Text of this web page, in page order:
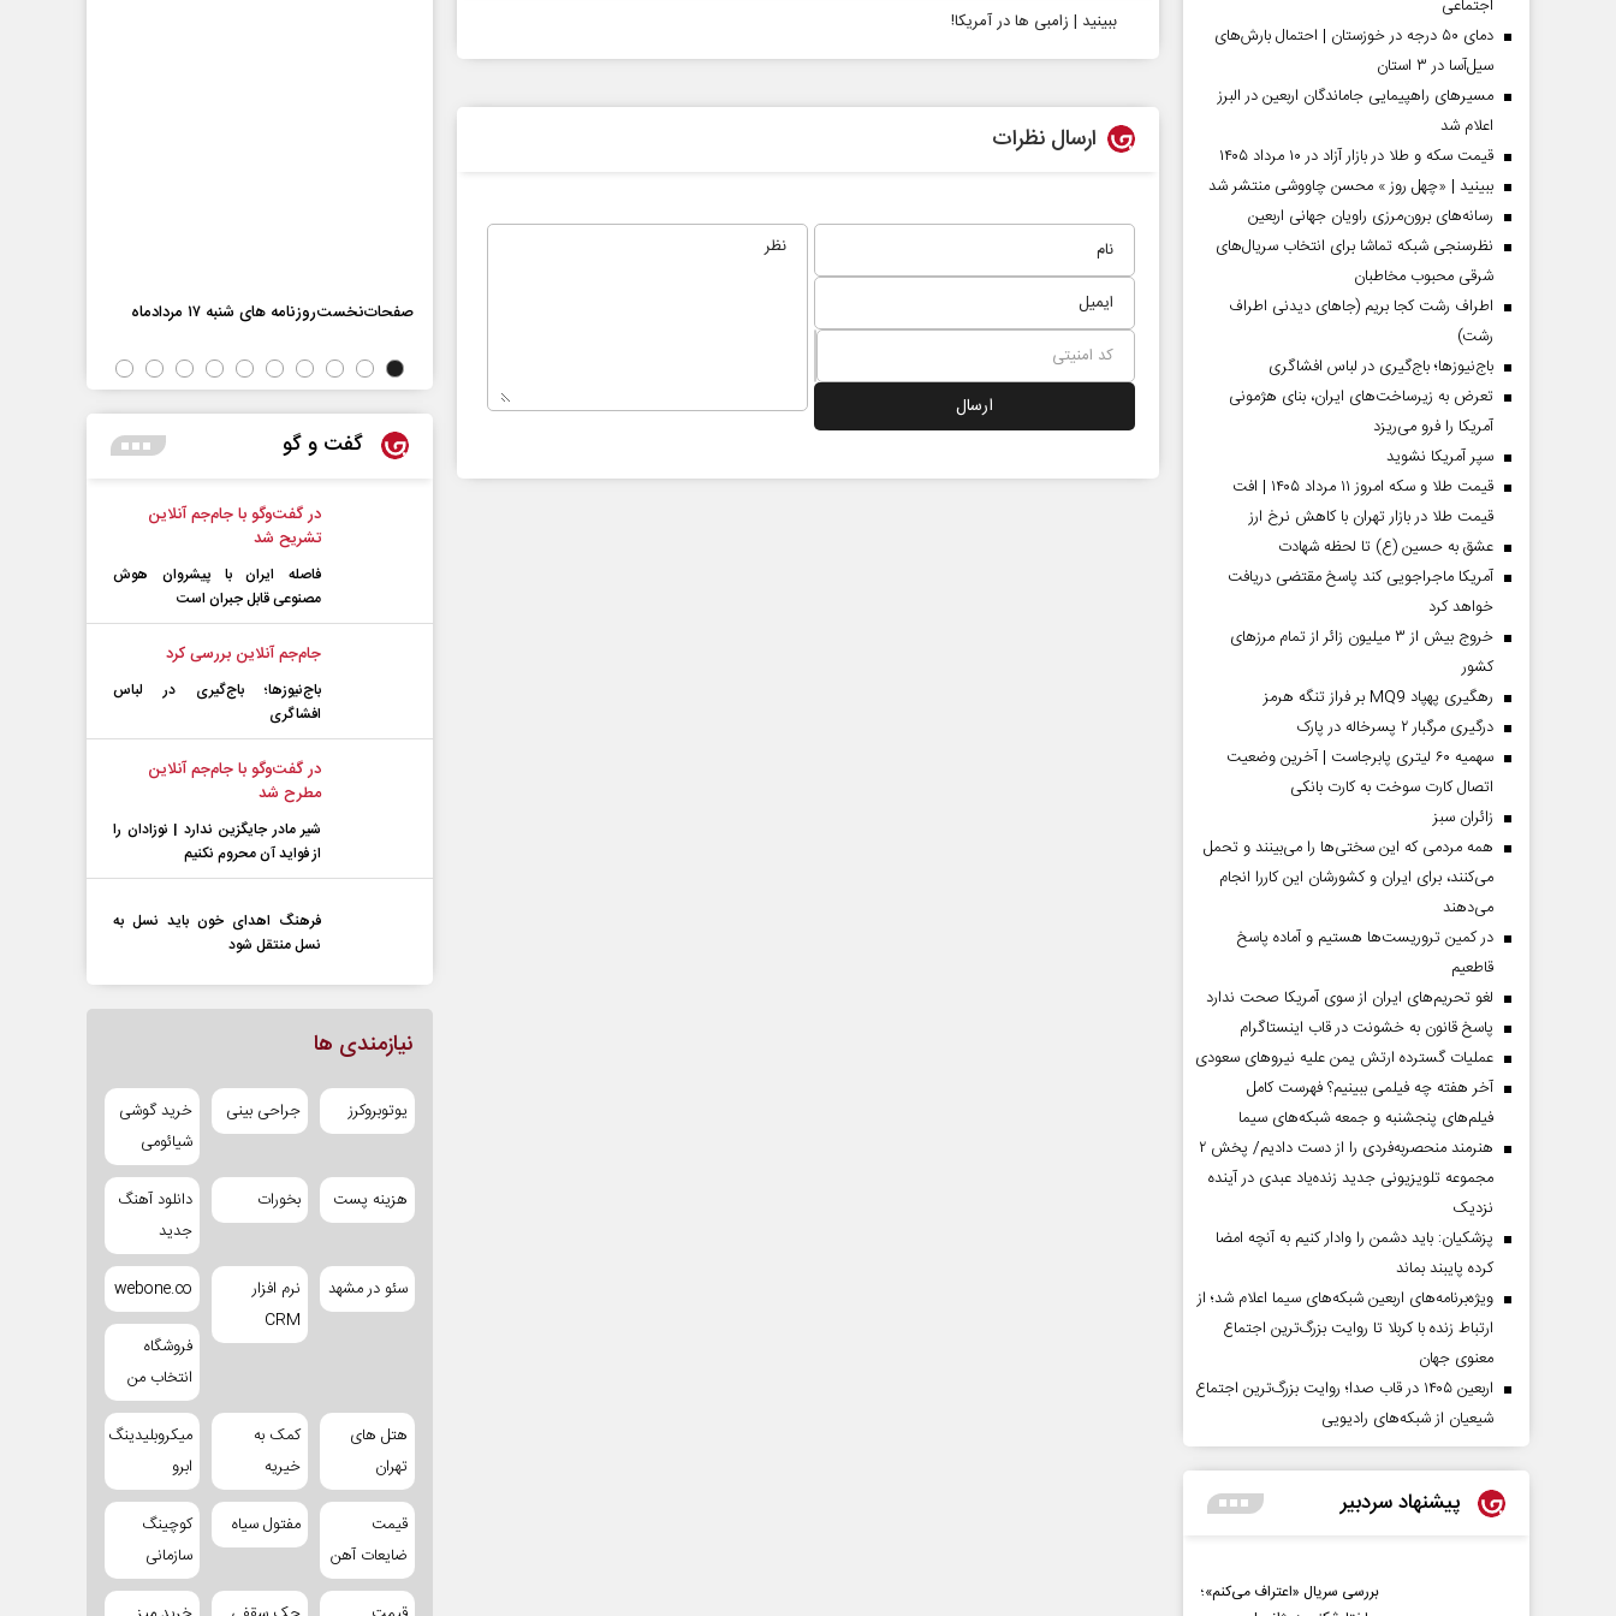
ببینید | زامبی ها در آمریکا!
ارسال نظرات
اجتماعی
دمای ۵۰ درجه در خوزستان | احتمال بارش‌های
سیل‌آسا در ۳ استان
مسیر‌های راهپیمایی جاماندگان اربعین در البرز
اعلام شد
قیمت سکه و طلا در بازار آزاد در ۱۰ مرداد ۱۴۰۵
ببینید | «چهل روز » محسن چاووشی منتشر شد
رسانه‌های برون‌مرزی راویان جهانی اربعین
نظرسنجی شبکه تماشا برای انتخاب سریال‌های
شرقی محبوب مخاطبان
اطراف رشت کجا بریم (جاهای دیدنی اطراف
رشت)
باج‌نیوزها؛ باج‌گیری در لباس افشاگری
تعرض به زیرساخت‌های ایران، بنای هژمونی
آمریکا را فرو می‌ریزد
سپر آمریکا نشوید
قیمت طلا و سکه امروز ۱۱ مرداد ۱۴۰۵ | افت
قیمت طلا در بازار تهران با کاهش نرخ ارز
عشق به حسین (ع) تا لحظه شهادت
آمریکا ماجراجویی کند پاسخ مقتضی دریافت
خواهد کرد
خروج بیش از ۳ میلیون زائر از تمام مرز‌های
کشور
رهگیری پهپاد MQ9 بر فراز تنگه هرمز
درگیری مرگبار ۲ پسرخاله در پارک
سهمیه ۶۰ لیتری پابرجاست | آخرین وضعیت
اتصال کارت سوخت به کارت بانکی
‌زائران سبز
همه مردمی که این سختی‌ها را می‌بینند و تحمل
می‌کنند، برای ایران و کشورشان این کاررا انجام
می‌دهند
در کمین تروریست‌ها هستیم و آماده پاسخ
قاطعیم
لغو تحریم‌های ایران از سوی آمریکا صحت ندارد
پاسخ قانون به خشونت در قاب اینستاگرام
عملیات گسترده ارتش یمن علیه نیروهای سعودی
آخر هفته چه فیلمی ببینیم؟ فهرست کامل
فیلم‌های پنجشنبه و جمعه شبکه‌های سیما
هنرمند منحصر‌به‌فردی را از دست دادیم/ پخش ۲
مجموعه تلویزیونی جدید زنده‌یاد عبدی در آینده
نزدیک
پزشکیان: باید دشمن را وادار کنیم به آنچه امضا
کرده پایبند بماند
ویژه‌برنامه‌های اربعین شبکه‌های سیما اعلام شد؛ از
ارتباط زنده با کربلا تا روایت بزرگ‌ترین اجتماع
معنوی جهان
اربعین ۱۴۰۵ در قاب صدا؛ روایت بزرگ‌ترین اجتماع
شیعیان از شبکه‌های رادیویی
پیشنهاد سردبیر
بررسی سریال «اعتراف می‌کنم»؛
صفحات نخست‌روزنامه‌ها‌ی‌چهارشنبه‌۷‌مردادماه صفحات نخست روزنامه ها‌ی‌سه‌شنبه ۶ مردادماه
در گفت‌و‌گو با جام‌جم آنلاین
تشریح شد
فاصله ایران با پیشرو‌ان هوش
مصنوعی قابل جبران است
جام‌جم آنلاین بررسی کرد
باج‌نیوزها؛ باج‌گیری در لباس
افشاگری
در گفت‌و‌گو با جام‌جم آنلاین
مطرح شد
شیر مادر جایگزین ندارد | نوزادان را
از فواید آن محروم نکنیم
فرهنگ اهدای خون باید نسل به
نیازمندی ها
یوتوبروکرز جراحی بینی
خرید گوشی
شیائومی
هزینه پست بخورات
دانلود آهنگ
جدید
سئو در مشهد
نرم افزار
CRM
webone.co
فروشگاه
انتخاب من
هتل های
تهران
کمک به
خیریه
میکروبلیدینگ
ابرو
قیمت
ضایعات آهن
مفتول سیاه
کوچینگ
سازمانی